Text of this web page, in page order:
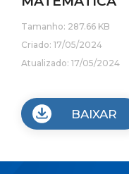
Tamanho: 287.66 KB
Criado: 17/05/2024
Atualizado: 17/05/2024
BAIXAR